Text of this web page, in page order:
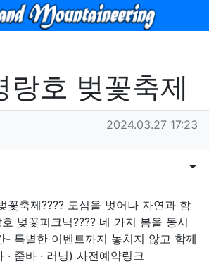
호 벚꽃축제
작성일
2024.03.27 17:23
목록게
꽃축제???? 도심을 벗어나 자연과 함
벚꽃피크닉???? 네 가지 봄을 동시
- 특별한 이벤트까지 놓치지 않고 함께
줌바 · 러닝) 사전예약링크